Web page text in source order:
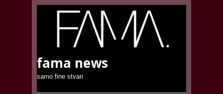
fama news
samo fine stvari